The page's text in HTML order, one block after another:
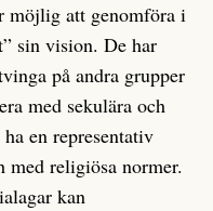
möjlig att genomföra i
sin vision. De har
på andra grupper
med sekulära och
en representativ
religiösa normer.
kan